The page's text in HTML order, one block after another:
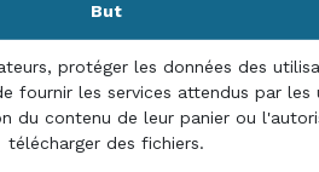
But
protéger les données des
fournir les services attendus par les
du contenu de leur panier ou
télécharger des fichiers.